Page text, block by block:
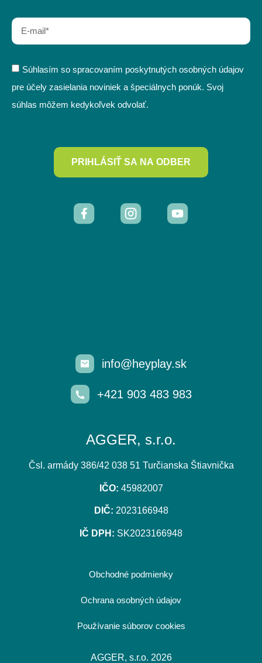
info@heyplay.sk
+421 903 483 983
AGGER, s.r.o.
Čsl. armády 386/42 038 51 Turčianska Štiavnička
IČO: 45982007
DIČ: 2023166948
IČ DPH: SK2023166948
Súhlasím so spracovaním poskytnutých osobných údajov
pre účely zasielania noviniek a špeciálnych ponúk. Svoj
súhlas môžem kedykoľvek odvolať.
PRIHLÁSIŤ SA NA ODBER
Obchodné podmienky
Ochrana osobných údajov
Používanie súborov cookies
AGGER, s.r.o. 2026